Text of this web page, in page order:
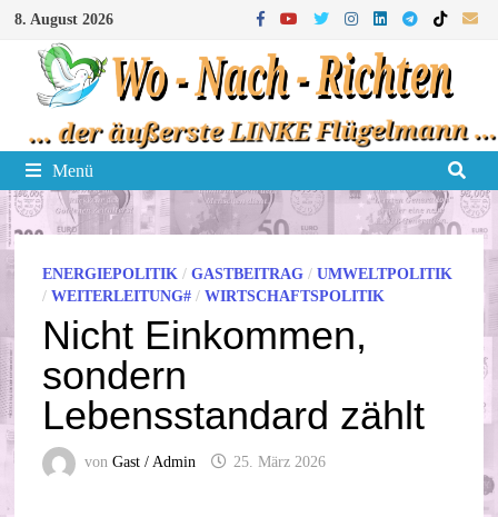
Zum
Inhalt
springen
8. August 2026
Menü
ENERGIEPOLITIK /GASTBEITRAG /UMWELTPOLITIK
/WEITERLEITUNG# /WIRTSCHAFTSPOLITIK
Nicht Einkommen,
sondern
Lebensstandard zählt
vonGast / Admin 25. März 2026